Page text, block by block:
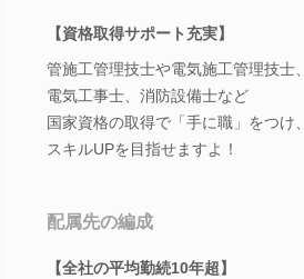
【資格取得サポート充実】
管施工管理技士や電気施工管理技士、
電気工事士、消防設備士など
国家資格の取得で「手に職」をつけ、
スキルUPを目指せますよ！
配属先の編成
【全社の平均勤続10年超】